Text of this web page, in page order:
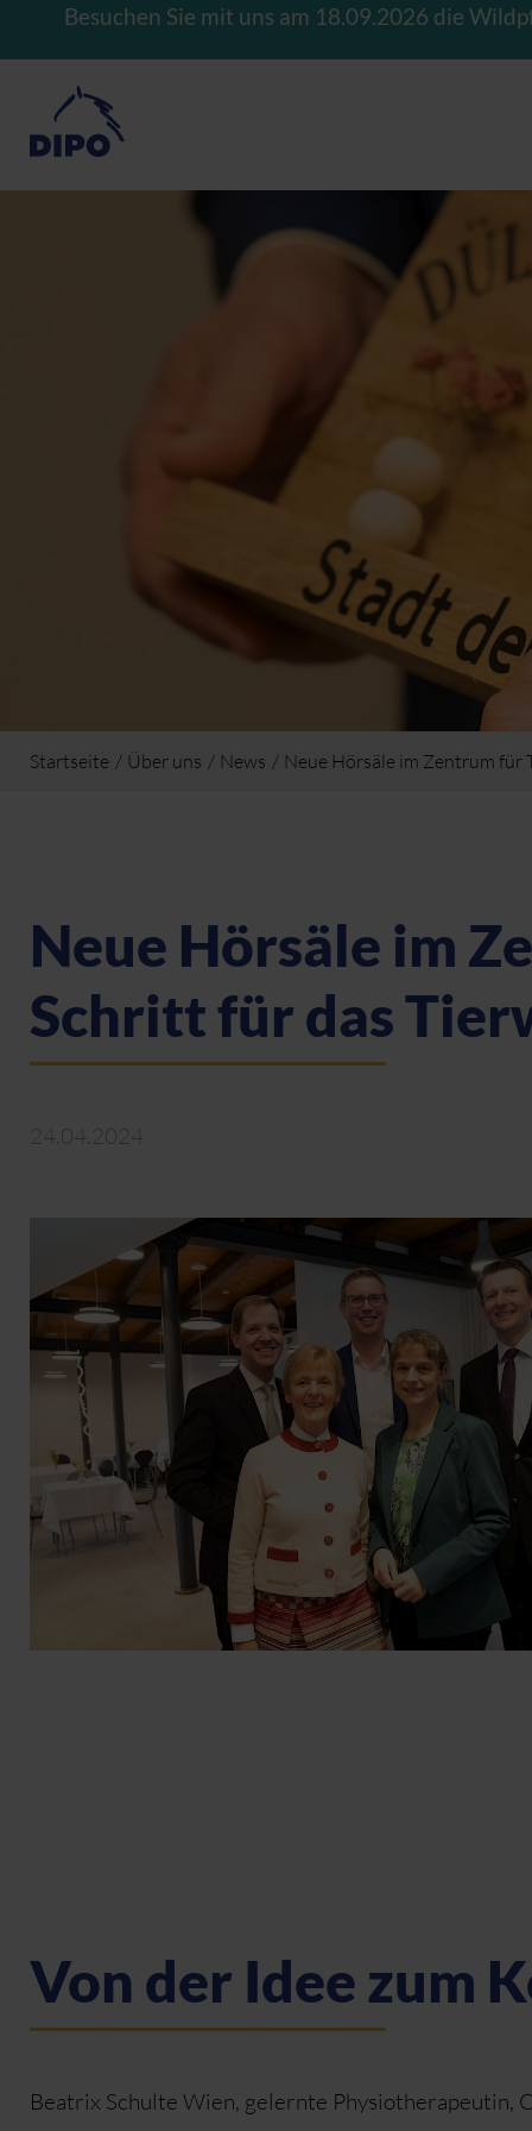
Besuchen Sie mit uns am 18.09.2026 die
Startseite Über uns News Neue Hörsäle im Zentrum für
Neue Hörsäle im
Schritt für das
24.04.2024
Von der Idee zum
Beatrix Schulte Wien, gelernte Physiotherapeutin,